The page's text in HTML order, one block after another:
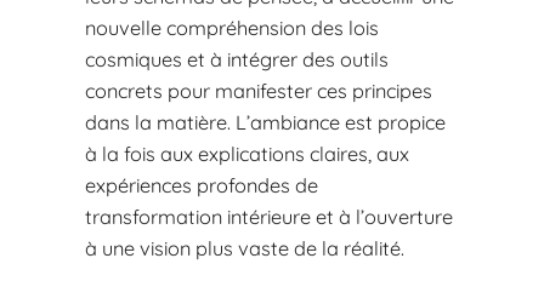
nouvelle compréhension des lois
cosmiques et à intégrer des outils
concrets pour manifester ces principes
dans la matière. L’ambiance est propice
à la fois aux explications claires, aux
expériences profondes de
transformation intérieure et à l’ouverture
à une vision plus vaste de la réalité.